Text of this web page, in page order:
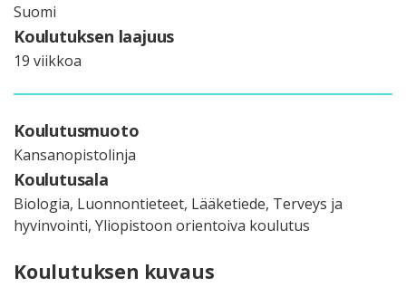
Suomi
Koulutuksen laajuus
19 viikkoa
Koulutusmuoto
Kansanopistolinja
Koulutusala
Biologia, Luonnontieteet, Lääketiede, Terveys ja
hyvinvointi, Yliopistoon orientoiva koulutus
Koulutuksen kuvaus